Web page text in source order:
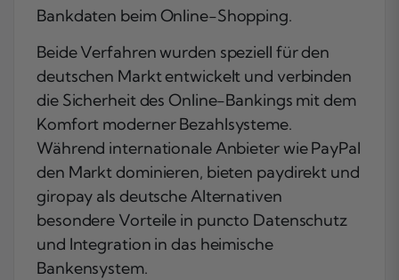
Bankdaten beim Online-Shopping.
Beide Verfahren wurden speziell für den
deutschen Markt entwickelt und verbinden
die Sicherheit des Online-Bankings mit dem
Komfort moderner Bezahlsysteme.
Während internationale Anbieter wie PayPal
den Markt dominieren, bieten paydirekt und
giropay als deutsche Alternativen
besondere Vorteile in puncto Datenschutz
und Integration in das heimische
Bankensystem.